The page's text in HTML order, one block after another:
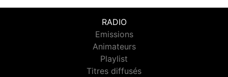
RADIO
Emissions
Animateurs
Playlist
Titres diffusés